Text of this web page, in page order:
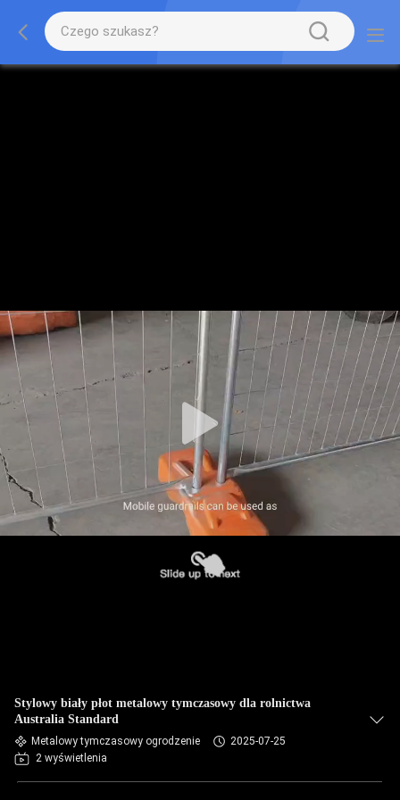
Stylowy biały płot metalowy tymczasowy dla rolnictwa
Australia Standard
Metalowy tymczasowy ogrodzenie
2025-07-25
2 wyświetlenia